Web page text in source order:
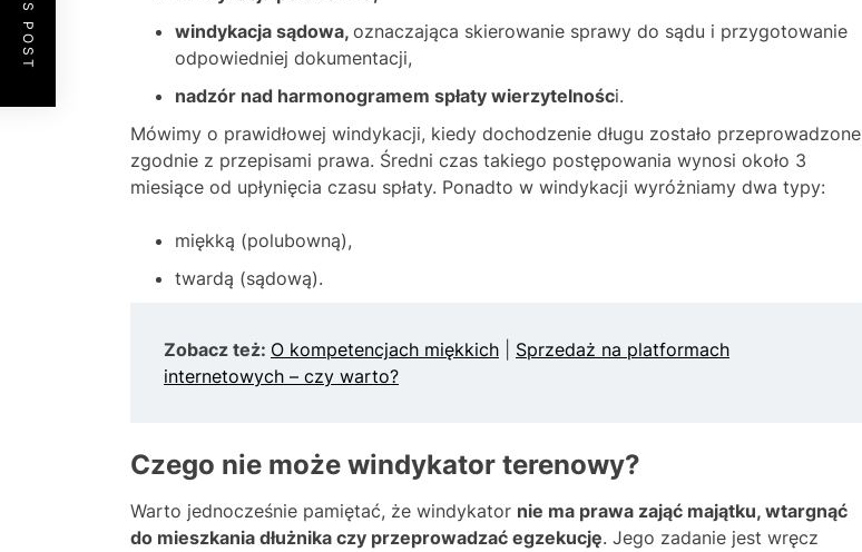
windykacja sądowa, oznaczająca skierowanie sprawy do sądu i przygotowanie
odpowiedniej dokumentacji,
nadzór nad harmonogramem spłaty wierzytelności.
Mówimy o prawidłowej windykacji, kiedy dochodzenie długu zostało przeprowadzone
zgodnie z przepisami prawa. Średni czas takiego postępowania wynosi około 3
miesiące od upłynięcia czasu spłaty. Ponadto w windykacji wyróżniamy dwa typy:
miękką (polubowną),
twardą (sądową).
Zobacz też: O kompetencjach miękkich
Sprzedaż na platformach
internetowych – czy warto?
Czego nie może windykator terenowy?
Warto jednocześnie pamiętać, że windykator nie ma prawa zająć majątku, wtargnąć
do mieszkania dłużnika czy przeprowadzać egzekucję. Jego zadanie jest wręcz